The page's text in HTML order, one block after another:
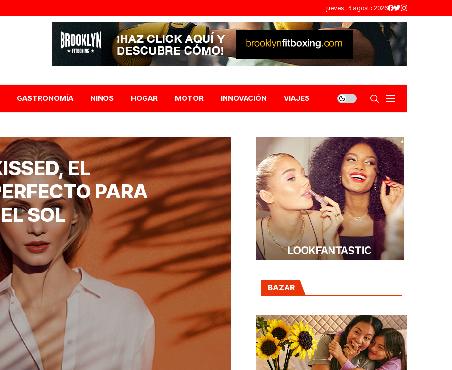
jueves , 6 agosto 2026
GASTRONOMÍA NIÑOS HOGAR MOTOR INNOVACIÓN VIAJES
EL
PARA
SOL
BAZAR